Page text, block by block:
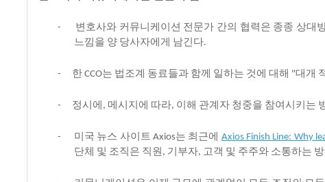
- 변호사와 커뮤니케이션 전문가 간의 협력은 종종 상대
느낌을 양 당사자에게 남긴다.
- 한 CCO는 법조계 동료들과 함께 일하는 것에 대해 "대개
- 정시에 , 메시지에 따라, 이해 관계자 청중을 참여시키는
- 미국 뉴스 사이트 Axios는 최근에 Axios Finish Line: Why
단체 및 조직은 직원 , 기부자, 고객 및 주주와 소통하는